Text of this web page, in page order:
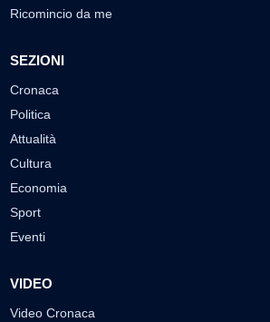
Ricomincio da me
SEZIONI
Cronaca
Politica
Attualità
Cultura
Economia
Sport
Eventi
VIDEO
Video Cronaca